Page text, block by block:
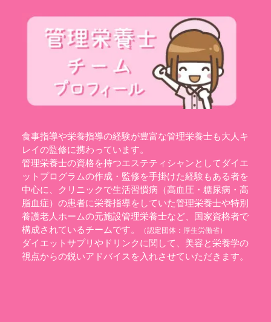
食事指導や栄養指導の経験が豊富な管理栄養士も大人キ
レイの監修に携わっています。
管理栄養士の資格を持つエステティシャンとしてダイエ
ットプログラムの作成・監修を手掛けた経験もある者を
中心に、クリニックで生活習慣病（高血圧・糖尿病・高
脂血症）の患者に栄養指導をしていた管理栄養士や特別
養護老人ホームの元施設管理栄養士など、国家資格者で
構成されているチームです。
（認定団体： 厚生労働省）
ダイエットサプリやドリンクに関して、美容と栄養学の
視点からの鋭いアドバイスを入れさせていただきます。